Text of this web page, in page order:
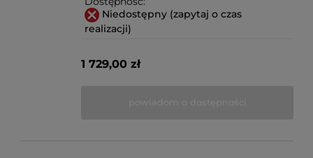
Niedostępny (zapytaj o czas
realizacji)
1 729,00 zł